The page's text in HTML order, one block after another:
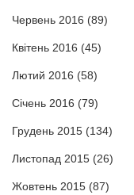
Червень 2016 (89)
Квітень 2016 (45)
Лютий 2016 (58)
Січень 2016 (79)
Грудень 2015 (134)
Листопад 2015 (26)
Жовтень 2015 (87)